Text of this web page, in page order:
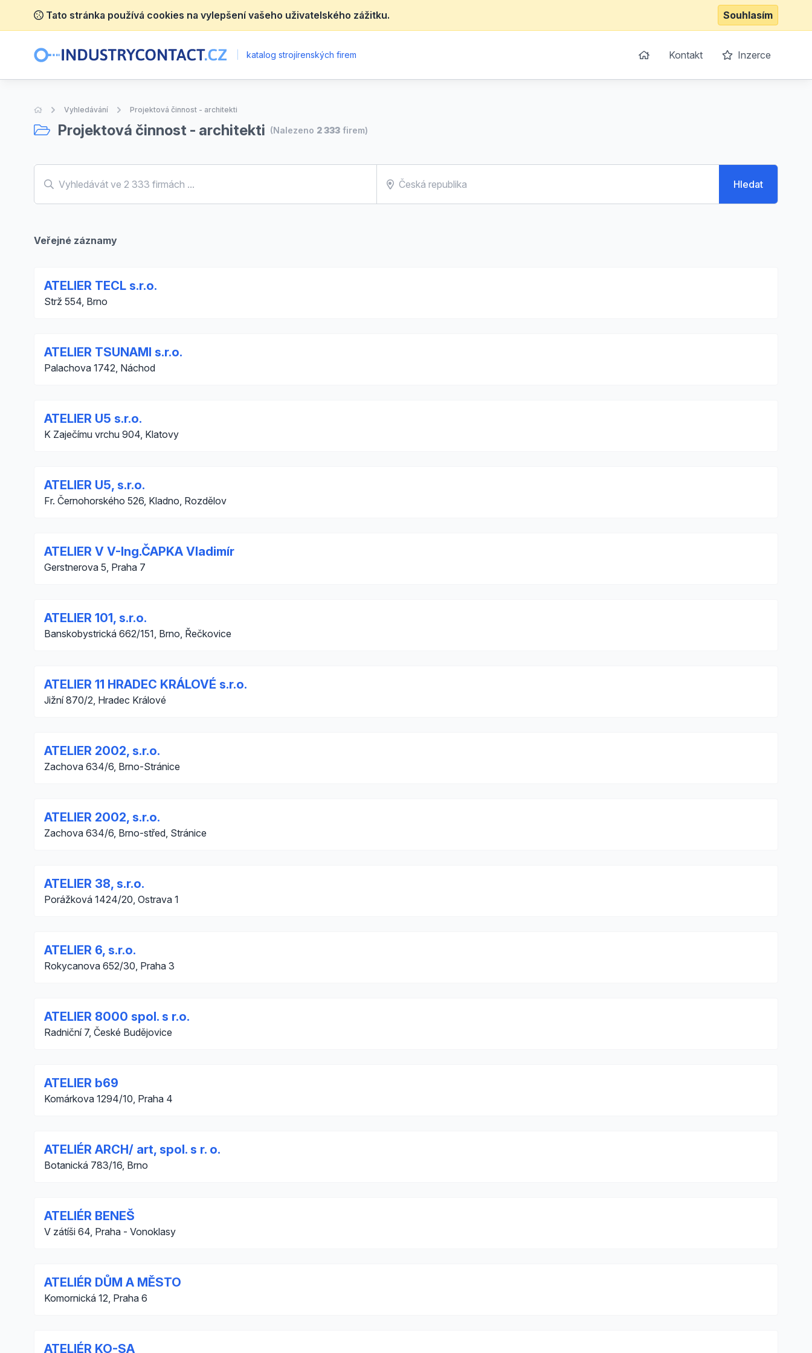
Tato stránka používá cookies na vylepšení vašeho uživatelského zážitku. Souhlasím
katalog strojírenských firem Kontakt Inzerce
Úvodní stránka
Vyhledávání Projektová činnost - architekti
Projektová činnost - architekti (Nalezeno 2 333 firem)
Hledat
Veřejné záznamy
ATELIER TECL s.r.o.
Strž 554, Brno
ATELIER TSUNAMI s.r.o.
Palachova 1742, Náchod
ATELIER U5 s.r.o.
K Zaječímu vrchu 904, Klatovy
ATELIER U5, s.r.o.
Fr. Černohorského 526, Kladno, Rozdělov
ATELIER V V-Ing.ČAPKA Vladimír
Gerstnerova 5, Praha 7
ATELIER 101, s.r.o.
Banskobystrická 662/151, Brno, Řečkovice
ATELIER 11 HRADEC KRÁLOVÉ s.r.o.
Jižní 870/2, Hradec Králové
ATELIER 2002, s.r.o.
Zachova 634/6, Brno-Stránice
ATELIER 2002, s.r.o.
Zachova 634/6, Brno-střed, Stránice
ATELIER 38, s.r.o.
Porážková 1424/20, Ostrava 1
ATELIER 6, s.r.o.
Rokycanova 652/30, Praha 3
ATELIER 8000 spol. s r.o.
Radniční 7, České Budějovice
ATELIER b69
Komárkova 1294/10, Praha 4
ATELIÉR ARCH/ art, spol. s r. o.
Botanická 783/16, Brno
ATELIÉR BENEŠ
V zátíši 64, Praha - Vonoklasy
ATELIÉR DŮM A MĚSTO
Komornická 12, Praha 6
ATELIÉR KO-SA